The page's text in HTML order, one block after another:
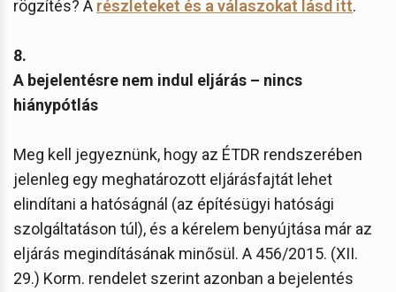
rögzítés? A részleteket és a válaszokat lásd itt.
8.
A bejelentésre nem indul eljárás – nincs
hiánypótlás
Meg kell jegyeznünk, hogy az ÉTDR rendszerében
jelenleg egy meghatározott eljárásfajtát lehet
elindítani a hatóságnál (az építésügyi hatósági
szolgáltatáson túl), és a kérelem benyújtása már az
eljárás megindításának minősül. A 456/2015. (XII.
29.) Korm. rendelet szerint azonban a bejelentés